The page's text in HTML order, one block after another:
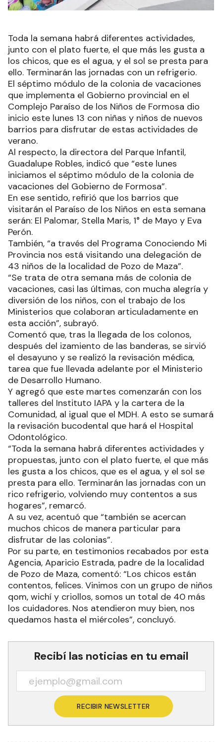
Toda la semana habrá diferentes actividades,
junto con el plato fuerte, el que más les gusta a
los chicos, que es el agua, y el sol se presta para
ello. Terminarán las jornadas con un refrigerio.
El séptimo módulo de la colonia de vacaciones
que implementa el Gobierno provincial en el
Complejo Paraíso de los Niños de Formosa dio
inicio este lunes 13 con niñas y niños de nuevos
barrios para disfrutar de estas actividades de
verano.
Al respecto, la directora del Parque Infantil,
Guadalupe Robles, indicó que “este lunes
iniciamos el séptimo módulo de la colonia de
vacaciones del Gobierno de Formosa”.
En ese sentido, refirió que los barrios que
visitarán el Paraíso de los Niños en esta semana
serán: El Palomar, Stella Maris, 1° de Mayo y Eva
Perón.
También, “a través del Programa Conociendo Mi
Provincia nos está visitando una delegación de
43 niños de la localidad de Pozo de Maza”.
“Se trata de otra semana más de colonia de
vacaciones, casi las últimas, con mucha alegría y
diversión de los niños, con el trabajo de los
Ministerios que colaboran articuladamente en
esta acción”, subrayó.
Comentó que, tras la llegada de los colonos,
después del izamiento de las banderas, se sirvió
el desayuno y se realizó la revisación médica,
tarea que fue llevada adelante por el Ministerio
de Desarrollo Humano.
Y agregó que este martes comenzarán con los
talleres del Instituto IAPA y la cartera de la
Comunidad, al igual que el MDH. A esto se sumará
la revisación bucodental que hará el Hospital
Odontológico.
“Toda la semana habrá diferentes actividades y
propuestas, junto con el plato fuerte, el que más
les gusta a los chicos, que es el agua, y el sol se
presta para ello. Terminarán las jornadas con un
rico refrigerio, volviendo muy contentos a sus
hogares”, remarcó.
A su vez, acentuó que “también se acercan
muchos chicos de manera particular para
disfrutar de las colonias”.
Por su parte, en testimonios recabados por esta
Agencia, Aparicio Estrada, padre de la localidad
de Pozo de Maza, comentó: “Los chicos están
contentos, felices. Vinimos con un grupo de niños
qom, wichí y criollos, somos un total de 40 más
los cuidadores. Nos atendieron muy bien, nos
quedamos hasta el miércoles”, concluyó.
Recibí las noticias en tu email
RECIBIR NEWSLETTER